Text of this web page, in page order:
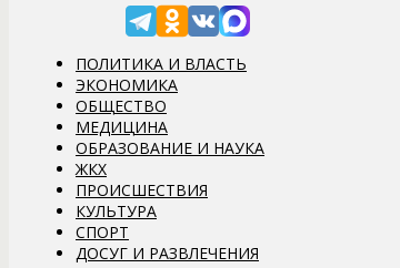
ПОЛИТИКА И ВЛАСТЬ
ЭКОНОМИКА
ОБЩЕСТВО
МЕДИЦИНА
ОБРАЗОВАНИЕ И НАУКА
ЖКХ
ПРОИСШЕСТВИЯ
КУЛЬТУРА
СПОРТ
ДОСУГ И РАЗВЛЕЧЕНИЯ